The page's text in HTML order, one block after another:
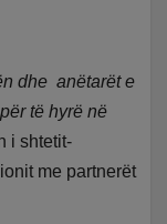
dhe anëtarët e
të hyrë në
i shtetit-
me partnerët